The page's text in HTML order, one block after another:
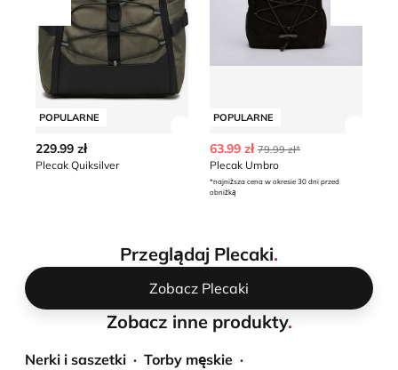
Przesuń w lewo
POPULARNE
229.99 zł
Plecak Quiksilver
POPULARNE
63.99 zł 79.99 zł*
Plecak Umbro
*najniższa cena w okresie 30 dni przed
obniżką
Przeglądaj Plecaki.
Zobacz Plecaki
Zobacz inne produkty.
Nerki i saszetki
Torby męskie